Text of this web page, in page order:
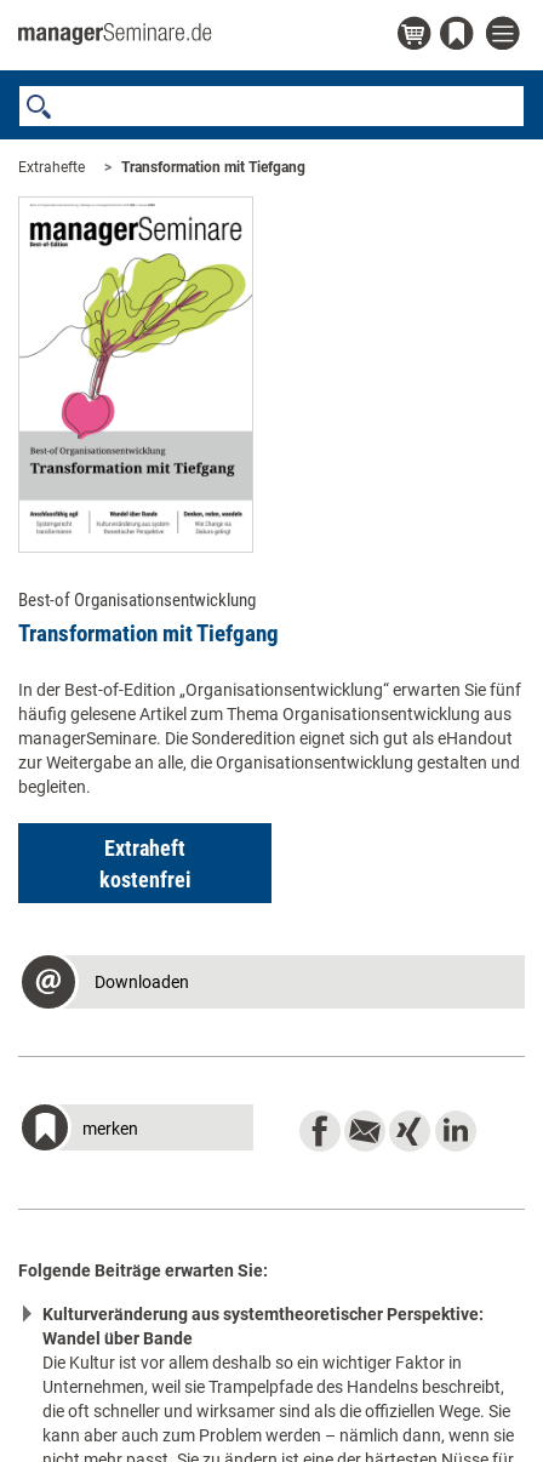
Extrahefte Transformation mit Tiefgang
Best-of Organisationsentwicklung
Transformation mit Tiefgang
In der Best-of-Edition „Organisationsentwicklung“ erwarten Sie fünf
häufig gelesene Artikel zum Thema Organisationsentwicklung aus
managerSeminare. Die Sonderedition eignet sich gut als eHandout
zur Weitergabe an alle, die Organisationsentwicklung gestalten und
begleiten.
Extraheft
kostenfrei
Downloaden
merken
Folgende Beiträge erwarten Sie:
Kulturveränderung aus systemtheoretischer Perspektive:
Wandel über Bande
Die Kultur ist vor allem deshalb so ein wichtiger Faktor in
Unternehmen, weil sie Trampelpfade des Handelns beschreibt,
die oft schneller und wirksamer sind als die offiziellen Wege. Sie
kann aber auch zum Problem werden – nämlich dann, wenn sie